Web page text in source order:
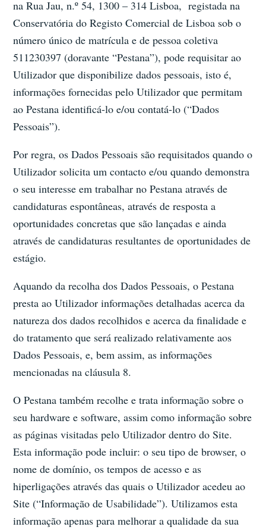
na Rua Jau, n.º 54, 1300 – 314 Lisboa, registada na
Conservatória do Registo Comercial de Lisboa sob o
número único de matrícula e de pessoa coletiva
511230397 (doravante “Pestana”), pode requisitar ao
Utilizador que disponibilize dados pessoais, isto é,
informações fornecidas pelo Utilizador que permitam
ao Pestana identificá-lo e/ou contatá-lo (“Dados
Pessoais”).
Por regra, os Dados Pessoais são requisitados quando o
Utilizador solicita um contacto e/ou quando demonstra
o seu interesse em trabalhar no Pestana através de
candidaturas espontâneas, através de resposta a
oportunidades concretas que são lançadas e ainda
através de candidaturas resultantes de oportunidades de
estágio.
Aquando da recolha dos Dados Pessoais, o Pestana
presta ao Utilizador informações detalhadas acerca da
natureza dos dados recolhidos e acerca da finalidade e
do tratamento que será realizado relativamente aos
Dados Pessoais, e, bem assim, as informações
mencionadas na cláusula 8.
O Pestana também recolhe e trata informação sobre o
seu hardware e software, assim como informação sobre
as páginas visitadas pelo Utilizador dentro do Site.
Esta informação pode incluir: o seu tipo de browser, o
nome de domínio, os tempos de acesso e as
hiperligações através das quais o Utilizador acedeu ao
Site (“Informação de Usabilidade”). Utilizamos esta
informação apenas para melhorar a qualidade da sua